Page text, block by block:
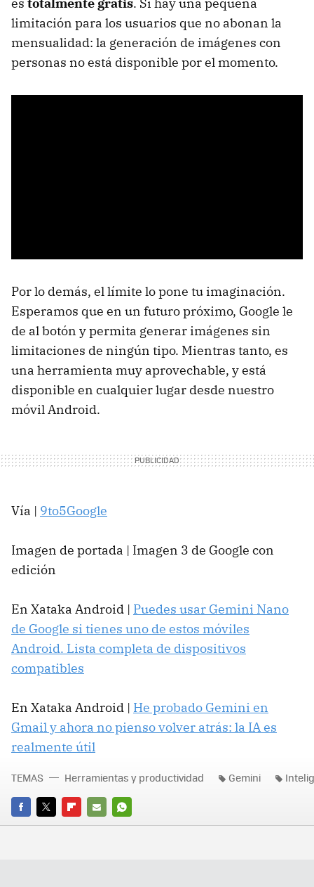
limitación para los usuarios que no abonan la
mensualidad: la generación de imágenes con
personas no está disponible por el momento.
Por lo demás, el límite lo pone tu imaginación.
Esperamos que en un futuro próximo, Google le
de al botón y permita generar imágenes sin
limitaciones de ningún tipo. Mientras tanto, es
una herramienta muy aprovechable, y está
disponible en cualquier lugar desde nuestro
móvil Android.
Vía | 9to5Google
Imagen de portada | Imagen 3 de Google con
edición
En Xataka Android | Puedes usar Gemini Nano
de Google si tienes uno de estos móviles
Android. Lista completa de dispositivos
compatibles
En Xataka Android | He probado Gemini en
Gmail y ahora no pienso volver atrás: la IA es
realmente útil
FACEBOOK
TWITTERFLIPBOARD
E-
WHATSAPP
TEMAS Herramientas y productividad Gemini